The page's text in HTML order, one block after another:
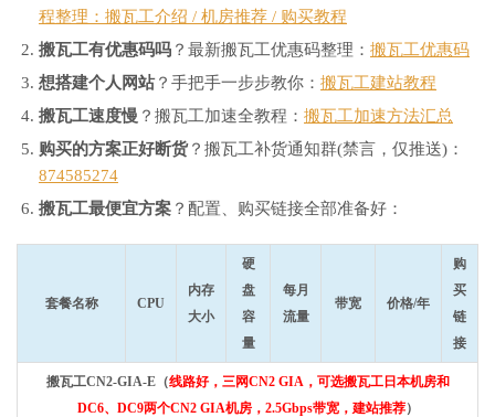
程整理：搬瓦工介绍 / 机房推荐 / 购买教程
搬瓦工有优惠码吗 ？最新搬瓦工优惠码整理： 搬瓦工优惠码
想搭建个人网站？手把手一步步教你： 搬瓦工建站教程
搬瓦工速度慢 ？搬瓦工加速全教程： 搬瓦工加速方法汇总
购买的方案正好断货？搬瓦工补货通知群(禁言，仅推送)：
874585274
搬瓦工最便宜方案 ？配置、购买链接全部准备好：
套餐名称 CPU
内存
大小
硬
盘
容
量
每月
流量
带宽 价格/年
购
买
链
接
搬瓦工CN2-GIA-E（线路好，三网CN2 GIA，可选搬瓦工日本机房和
DC6、DC9两个CN2 GIA机房，2.5Gbps带宽，建站推荐）